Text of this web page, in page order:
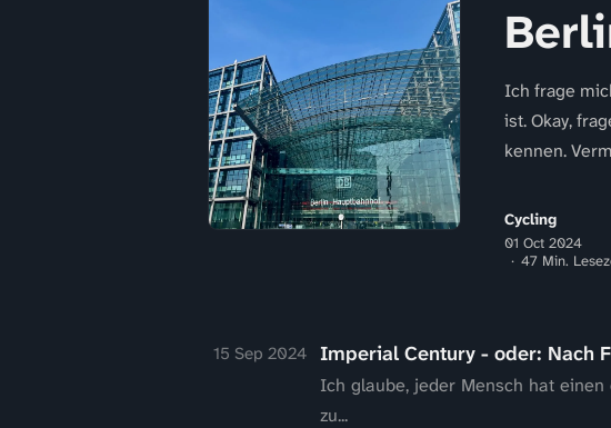
Ich frage
ist. Okay,
kennen.
Cycling
01 Oct 2024
47 Min.
15 Sep 2024 Imperial Century - oder: Nach
Ich glaube, jeder Mensch hat
zu...